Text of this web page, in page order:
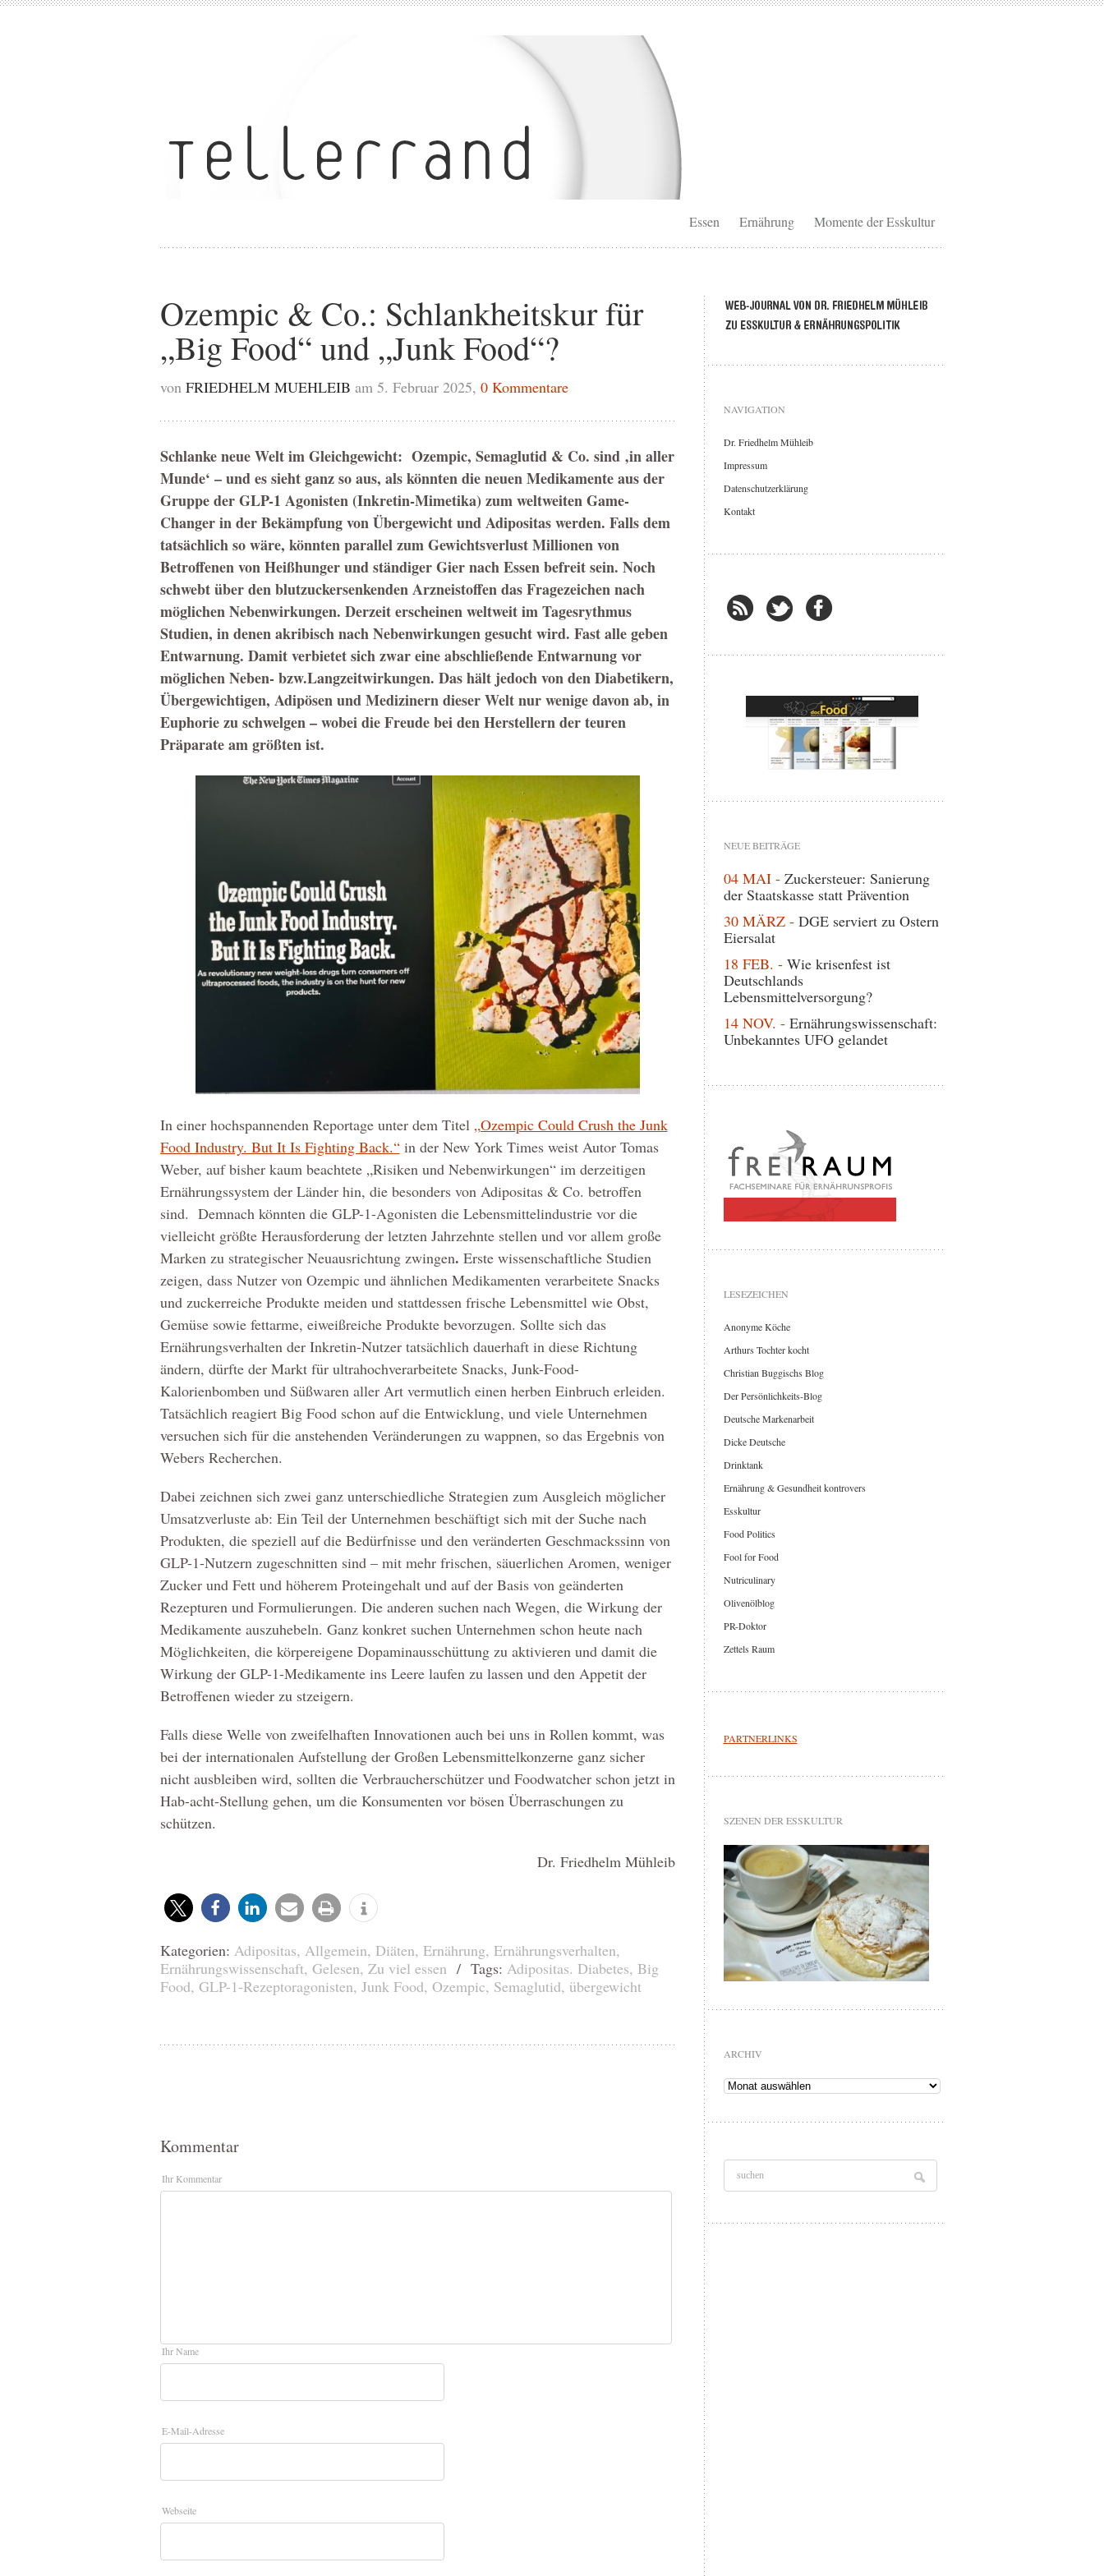
Essen Ernährung Momente der Esskultur
Ozempic & Co.: Schlankheitskur für
„Big Food“ und „Junk Food“?
von FRIEDHELM MUEHLEIB am 5. Februar 2025, 0 Kommentare
Schlanke neue Welt im Gleichgewicht: Ozempic, Semaglutid & Co. sind ‚in aller
Munde‘ – und es sieht ganz so aus, als könnten die neuen Medikamente aus der
Gruppe der GLP-1 Agonisten (Inkretin-Mimetika) zum weltweiten Game-
Changer in der Bekämpfung von Übergewicht und Adipositas werden. Falls dem
tatsächlich so wäre, könnten parallel zum Gewichtsverlust Millionen von
Betroffenen von Heißhunger und ständiger Gier nach Essen befreit sein. Noch
schwebt über den blutzuckersenkenden Arzneistoffen das Fragezeichen nach
möglichen Nebenwirkungen. Derzeit erscheinen weltweit im Tagesrythmus
Studien, in denen akribisch nach Nebenwirkungen gesucht wird. Fast alle geben
Entwarnung. Damit verbietet sich zwar eine abschließende Entwarnung vor
möglichen Neben- bzw.Langzeitwirkungen. Das hält jedoch von den Diabetikern,
Übergewichtigen, Adipösen und Medizinern dieser Welt nur wenige davon ab, in
Euphorie zu schwelgen – wobei die Freude bei den Herstellern der teuren
Präparate am größten ist.
In einer hochspannenden Reportage unter dem Titel „Ozempic Could Crush the Junk
Food Industry. But It Is Fighting Back.“in der New York Times weist Autor Tomas
Weber, auf bisher kaum beachtete „Risiken und Nebenwirkungen“ im derzeitigen
Ernährungssystem der Länder hin, die besonders von Adipositas & Co. betroffen
sind. Demnach könnten die GLP-1-Agonisten die Lebensmittelindustrie vor die
vielleicht größte Herausforderung der letzten Jahrzehnte stellen und vor allem große
Marken zu strategischer Neuausrichtung zwingen. Erste wissenschaftliche Studien
zeigen, dass Nutzer von Ozempic und ähnlichen Medikamenten verarbeitete Snacks
und zuckerreiche Produkte meiden und stattdessen frische Lebensmittel wie Obst,
Gemüse sowie fettarme, eiweißreiche Produkte bevorzugen. Sollte sich das
Ernährungsverhalten der Inkretin-Nutzer tatsächlich dauerhaft in diese Richtung
ändern, dürfte der Markt für ultrahochverarbeitete Snacks, Junk-Food-
Kalorienbomben und Süßwaren aller Art vermutlich einen herben Einbruch erleiden.
Tatsächlich reagiert Big Food schon auf die Entwicklung, und viele Unternehmen
versuchen sich für die anstehenden Veränderungen zu wappnen, so das Ergebnis von
Webers Recherchen.
Dabei zeichnen sich zwei ganz unterschiedliche Strategien zum Ausgleich möglicher
Umsatzverluste ab: Ein Teil der Unternehmen beschäftigt sich mit der Suche nach
Produkten, die speziell auf die Bedürfnisse und den veränderten Geschmackssinn von
GLP-1-Nutzern zugeschnitten sind – mit mehr frischen, säuerlichen Aromen, weniger
Zucker und Fett und höherem Proteingehalt und auf der Basis von geänderten
Rezepturen und Formulierungen. Die anderen suchen nach Wegen, die Wirkung der
Medikamente auszuhebeln. Ganz konkret suchen Unternehmen schon heute nach
Möglichkeiten, die körpereigene Dopaminausschüttung zu aktivieren und damit die
Wirkung der GLP-1-Medikamente ins Leere laufen zu lassen und den Appetit der
Betroffenen wieder zu stzeigern.
Falls diese Welle von zweifelhaften Innovationen auch bei uns in Rollen kommt, was
bei der internationalen Aufstellung der Großen Lebensmittelkonzerne ganz sicher
nicht ausbleiben wird, sollten die Verbraucherschützer und Foodwatcher schon jetzt in
Hab-acht-Stellung gehen, um die Konsumenten vor bösen Überraschungen zu
schützen.
Dr. Friedhelm Mühleib
Kategorien: Adipositas, Allgemein, Diäten, Ernährung, Ernährungsverhalten,
Ernährungswissenschaft, Gelesen, Zu viel essen / Tags: Adipositas. Diabetes, Big
Food, GLP-1-Rezeptoragonisten, Junk Food, Ozempic, Semaglutid, übergewicht
Kommentar
Ihr Kommentar
Ihr Name
E-Mail-Adresse
Webseite
NAVIGATION
Dr. Friedhelm Mühleib
Impressum
Datenschutzerklärung
Kontakt
NEUE BEITRÄGE
04 MAI - Zuckersteuer: Sanierung
der Staatskasse statt Prävention
30 MÄRZ - DGE serviert zu Ostern
Eiersalat
18 FEB. - Wie krisenfest ist
Deutschlands
Lebensmittelversorgung?
14 NOV. - Ernährungswissenschaft:
Unbekanntes UFO gelandet
LESEZEICHEN
Anonyme Köche
Arthurs Tochter kocht
Christian Buggischs Blog
Der Persönlichkeits-Blog
Deutsche Markenarbeit
Dicke Deutsche
Drinktank
Ernährung & Gesundheit kontrovers
Esskultur
Food Politics
Fool for Food
Nutriculinary
Olivenölblog
PR-Doktor
Zettels Raum
PARTNERLINKS
SZENEN DER ESSKULTUR
ARCHIV
Archiv